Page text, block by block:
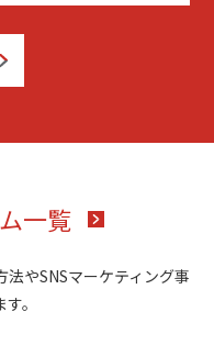
一覧
やSNSマーケティング事
。